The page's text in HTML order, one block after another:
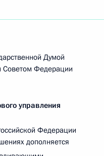
Думой
Советом Федерации
управления
Федерации
дополняется